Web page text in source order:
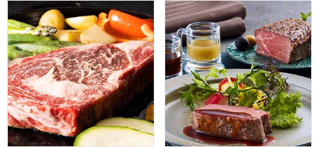
国産 牛ロースポンドステーキ用 2袋(450g×2袋)【おいしい
「TERAKOYA」 監修 2種の